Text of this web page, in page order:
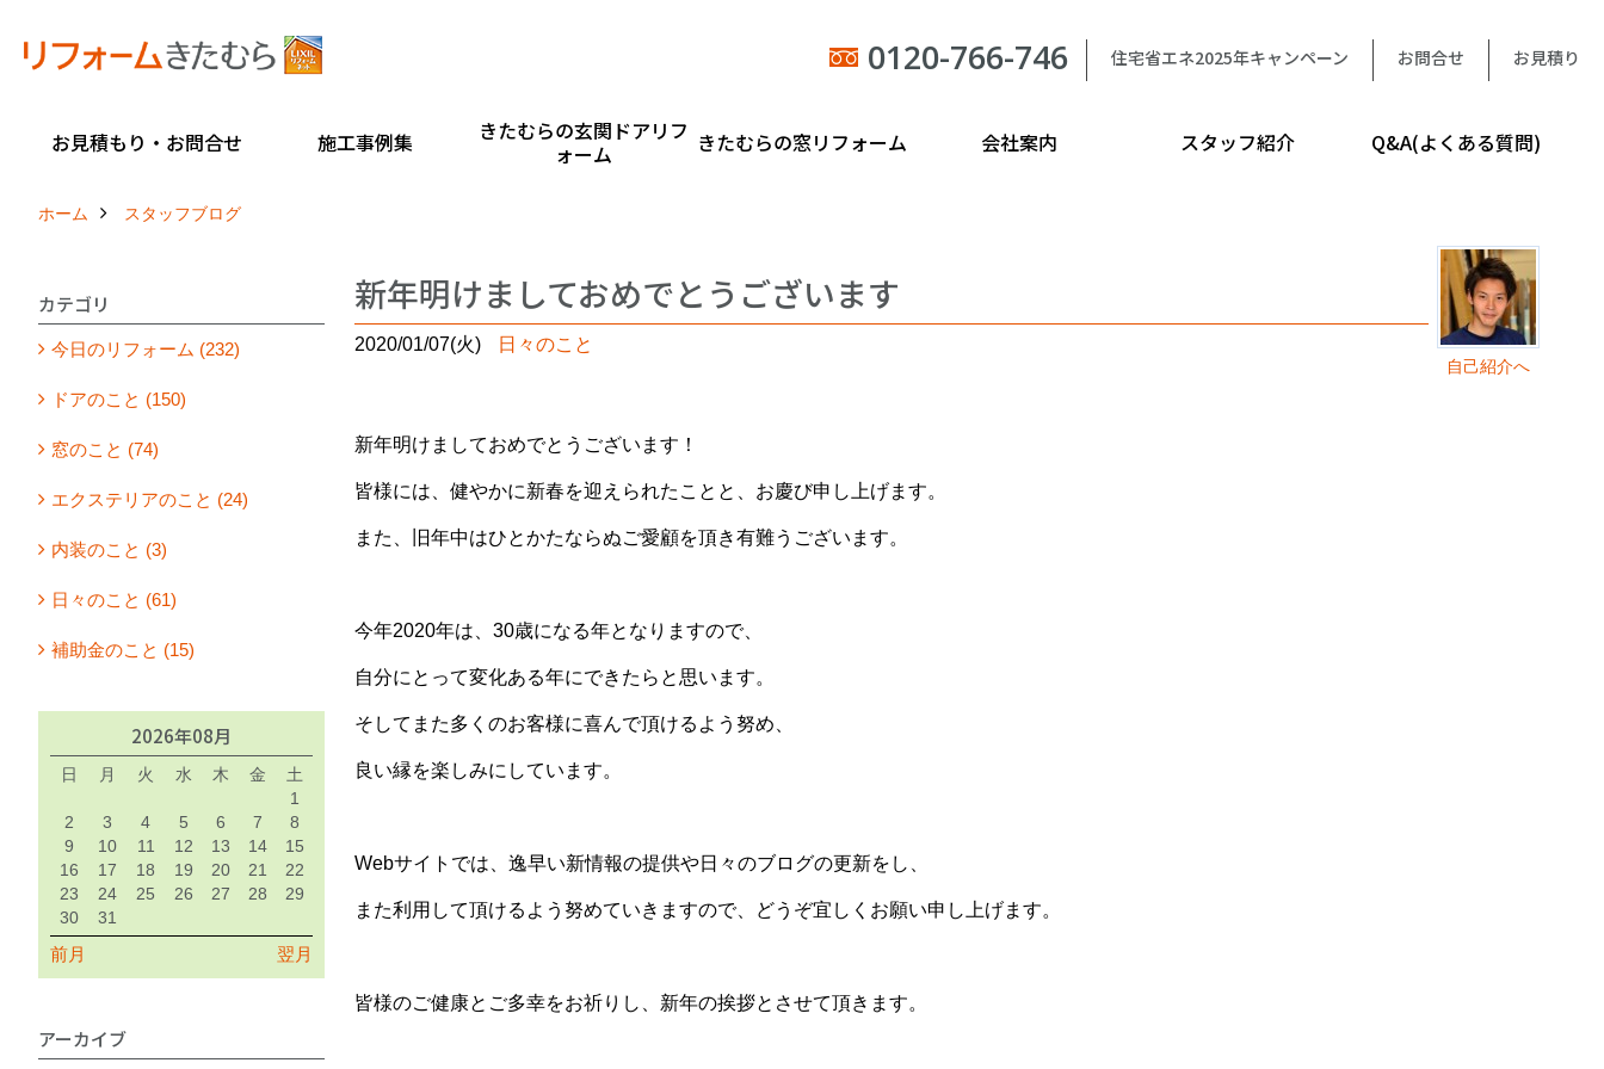
0120-766-746 住宅省エネ2025年キャンペーン お問合せ お見積り
お見積もり・お問合せ 施工事例集
きたむらの玄関ドアリフ
ォーム
きたむらの窓リフォーム 会社案内 スタッフ紹介 Q&A(よくある質問)
ホーム スタッフブログ
自己紹介へ
新年明けましておめでとうございます
2020/01/07(火) 日々のこと
新年明けましておめでとうございます！
皆様には、健やかに新春を迎えられたことと、お慶び申し上げます。
また、旧年中はひとかたならぬご愛顧を頂き有難うございます。
今年2020年は、30歳になる年となりますので、
自分にとって変化ある年にできたらと思います。
そしてまた多くのお客様に喜んで頂けるよう努め、
良い縁を楽しみにしています。
Webサイトでは、逸早い新情報の提供や日々のブログの更新をし、
また利用して頂けるよう努めていきますので、どうぞ宜しくお願い申し上げます。
皆様のご健康とご多幸をお祈りし、新年の挨拶とさせて頂きます。
カテゴリ
今日のリフォーム (232)
ドアのこと (150)
窓のこと (74)
エクステリアのこと (24)
内装のこと (3)
日々のこと (61)
補助金のこと (15)
2026年08月
日 月 火 水 木 金
土
1
2
3 4 5 6 7
8
9
10 11 12 13 14
15
16
17 18 19 20 21
22
23
24 25 26 27 28
29
30
31
前月 翌月
アーカイブ